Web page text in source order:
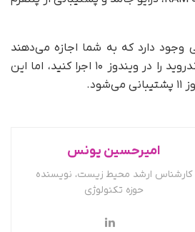
وجود دارد که به شما اجازه می‌دهند
زیرسیستم ویندوز برای اندروید را در ویندوز ۱۰ اجرا کنید، اما این
امیرحسین یونس
کارشناس ارشد محیط زیست، نویسنده
حوزه تکنولوژی